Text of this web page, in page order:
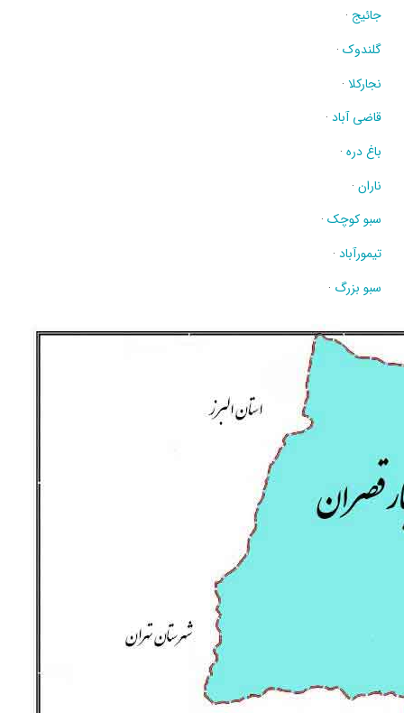
· جائیج
· گلندوک
· نجارکلا
· قاضی آباد
· باغ دره
· ناران
· سبو کوچک
· تیمورآباد
· سبو بزرگ